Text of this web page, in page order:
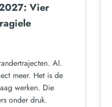
Vier
AI.
meer. Het is de
werken. Die
onder druk.